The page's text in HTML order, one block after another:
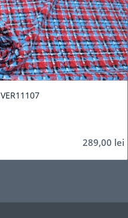
289,00 lei